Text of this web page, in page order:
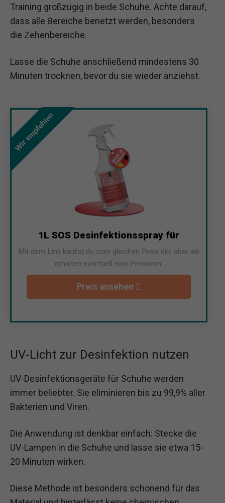
Training großzügig in beide Schuhe. Achte darauf,
dass alle Bereiche benetzt werden, besonders
die Zehenbereiche.
Lasse die Schuhe anschließend mindestens 30
Minuten trocknen, bevor du sie wieder anziehst.
Wir empfehlen
1L SOS Desinfektionsspray für
Mit dem Link kaufst du zum gleichen Preis ein, aber wir
erhalten eventuell eine Provision.
Preis ansehen
UV-Licht zur Desinfektion nutzen
UV-Desinfektionsgeräte für Schuhe werden
immer beliebter. Sie eliminieren bis zu 99,9% aller
Bakterien und Viren.
Die Anwendung ist denkbar einfach: Stecke die
UV-Lampen in die Schuhe und lasse sie etwa 15-
20 Minuten wirken.
Diese Methode ist besonders schonend für das